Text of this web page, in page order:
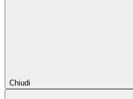
Chiudi